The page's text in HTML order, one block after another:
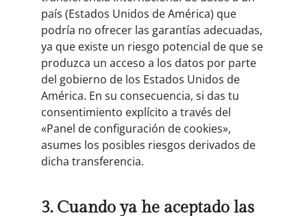
país (Estados Unidos de América) que
podría no ofrecer las garantías adecuadas,
ya que existe un riesgo potencial de que se
produzca un acceso a los datos por parte
del gobierno de los Estados Unidos de
América. En su consecuencia, si das tu
consentimiento explícito a través del
«Panel de configuración de cookies»,
asumes los posibles riesgos derivados de
dicha transferencia.
3. Cuando ya he aceptado las